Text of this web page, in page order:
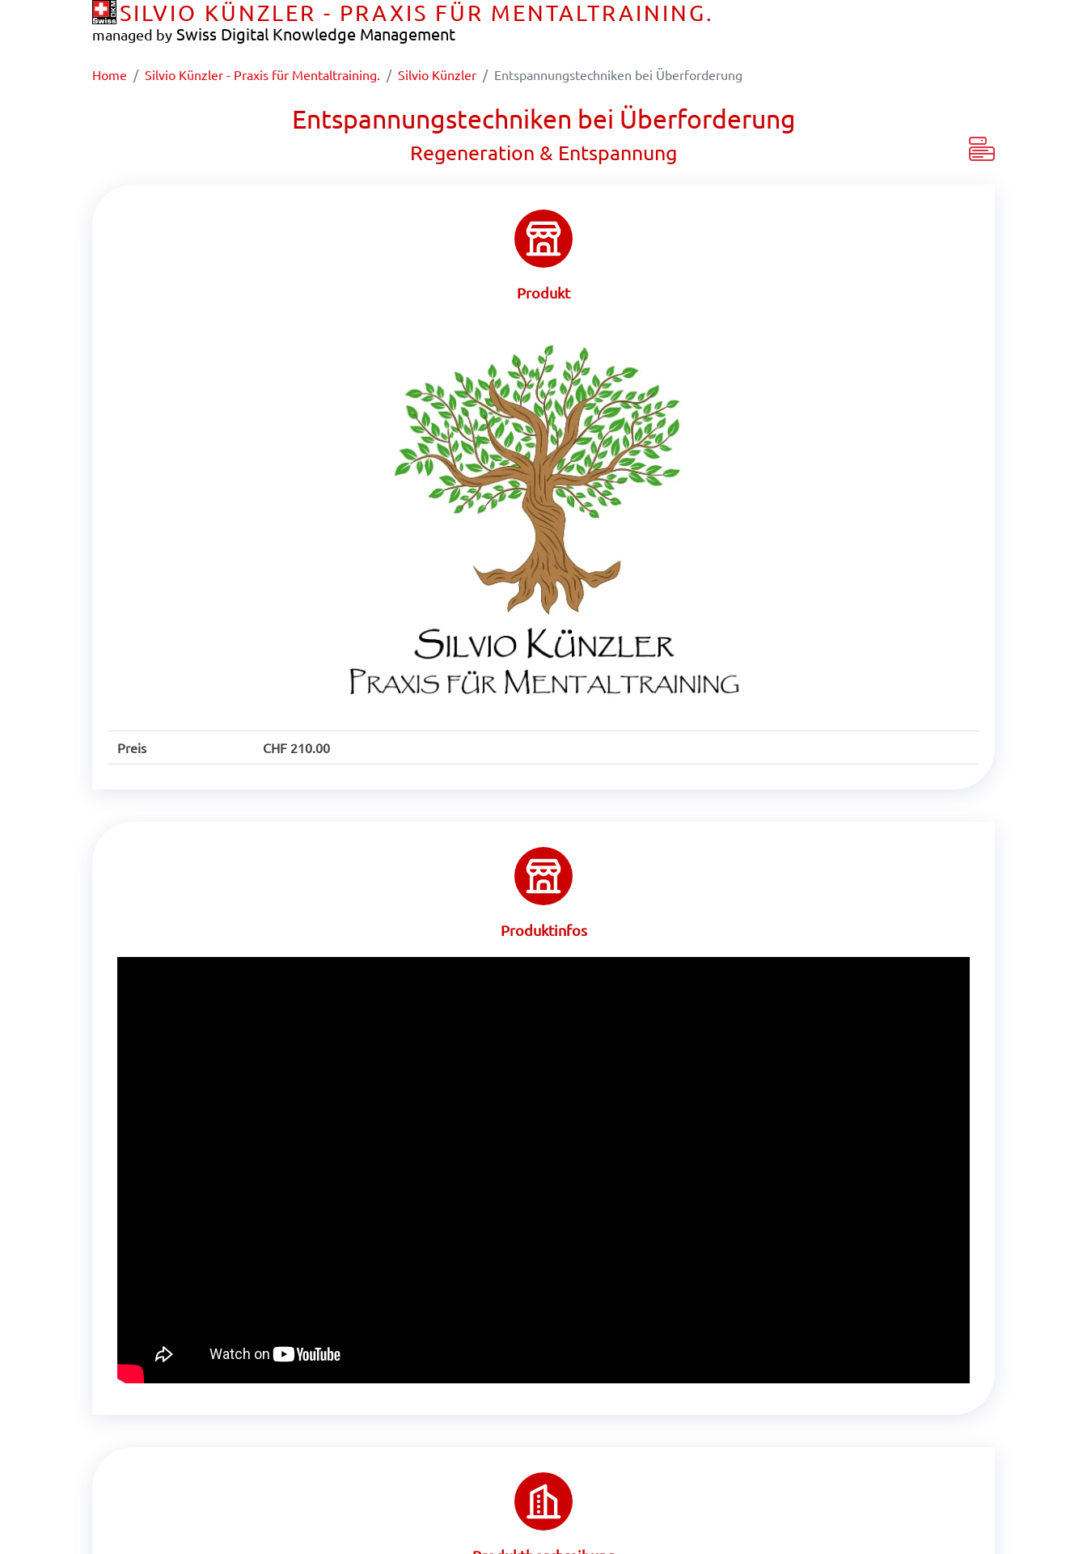
SILVIO KÜNZLER - PRAXIS FÜR MENTALTRAINING.
managed by Swiss Digital Knowledge Management
Home Silvio Künzler - Praxis für Mentaltraining. Silvio Künzler Entspannungstechniken bei Überforderung
Entspannungstechniken bei Überforderung
Regeneration & Entspannung
Produkt
Preis CHF 210.00
Produktinfos